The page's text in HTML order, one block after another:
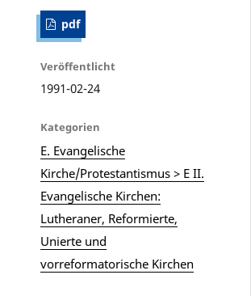
pdf
Veröffentlicht
1991-02-24
Kategorien
E. Evangelische
Kirche/Protestantismus > E II.
Evangelische Kirchen:
Lutheraner, Reformierte,
Unierte und
vorreformatorische Kirchen